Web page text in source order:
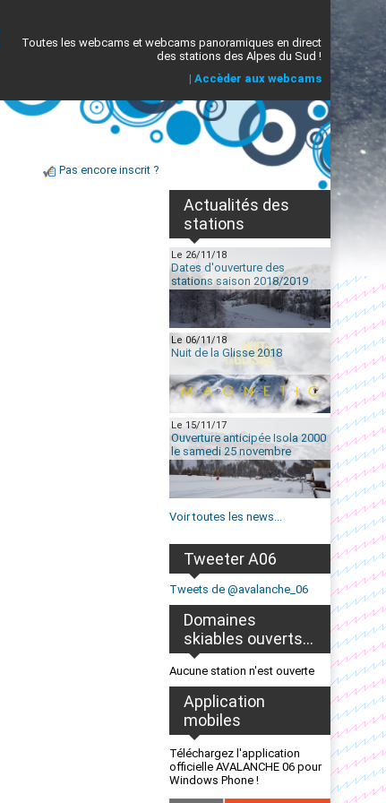
Toutes les webcams et webcams panoramiques en direct
des stations des Alpes du Sud !
| Accèder aux webcams
Pas encore inscrit ?
Actualités des
stations
Le 26/11/18
Dates d'ouverture des
stations saison 2018/2019
Le 06/11/18
Nuit de la Glisse 2018
Le 15/11/17
Ouverture anticipée Isola 2000
le samedi 25 novembre
Voir toutes les news...
Tweeter A06
Tweets de @avalanche_06
Domaines
skiables ouverts...
Aucune station n'est ouverte
Application
mobiles
Téléchargez l'application
officielle AVALANCHE 06 pour
Windows Phone !